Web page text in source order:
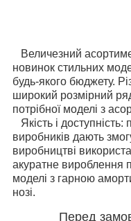
Величезний
новинок стильних
будь-якого бюджету.
широкий розмірний
потрібної моделі з
Якість і
виробників дають
виробництві
акуратне вироблення
моделі з гарною
нозі.
Перед